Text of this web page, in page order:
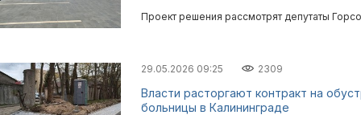
Проект решения рассмотрят депутаты
29.05.2026 09:25 2309
Власти расторгают контракт на
больницы в Калининграде